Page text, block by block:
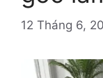
12 Tháng 6,